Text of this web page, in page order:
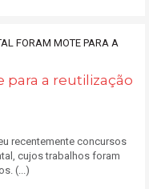
para a reutilização
recentemente concursos
cujos trabalhos foram
(...)